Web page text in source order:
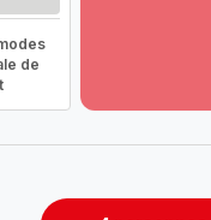
de
gamme